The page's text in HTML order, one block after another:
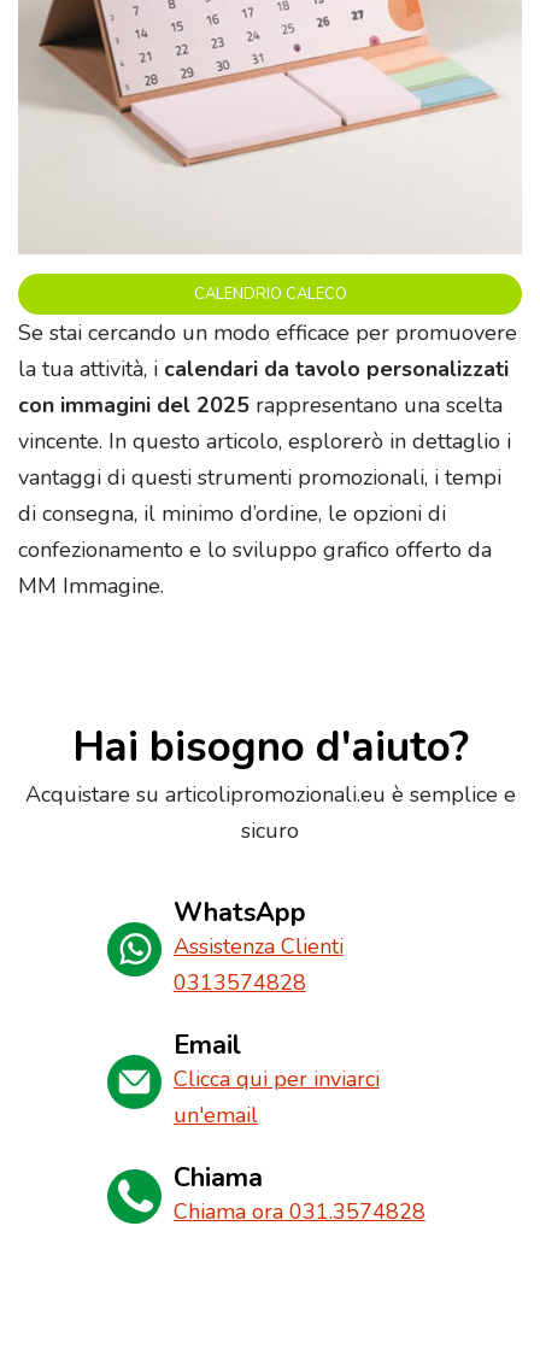
CALENDRIO CALECO
Se stai cercando un modo efficace per promuovere
la tua attività, i calendari da tavolo personalizzati
con immagini del 2025 rappresentano una scelta
vincente. In questo articolo, esplorerò in dettaglio i
vantaggi di questi strumenti promozionali, i tempi
di consegna, il minimo d’ordine, le opzioni di
confezionamento e lo sviluppo grafico offerto da
MM Immagine.
Hai bisogno d'aiuto?
Acquistare su articolipromozionali.eu è semplice e
sicuro
WhatsApp
Assistenza Clienti
0313574828
Email
Clicca qui per inviarci
un'email
Chiama
Chiama ora 031.3574828